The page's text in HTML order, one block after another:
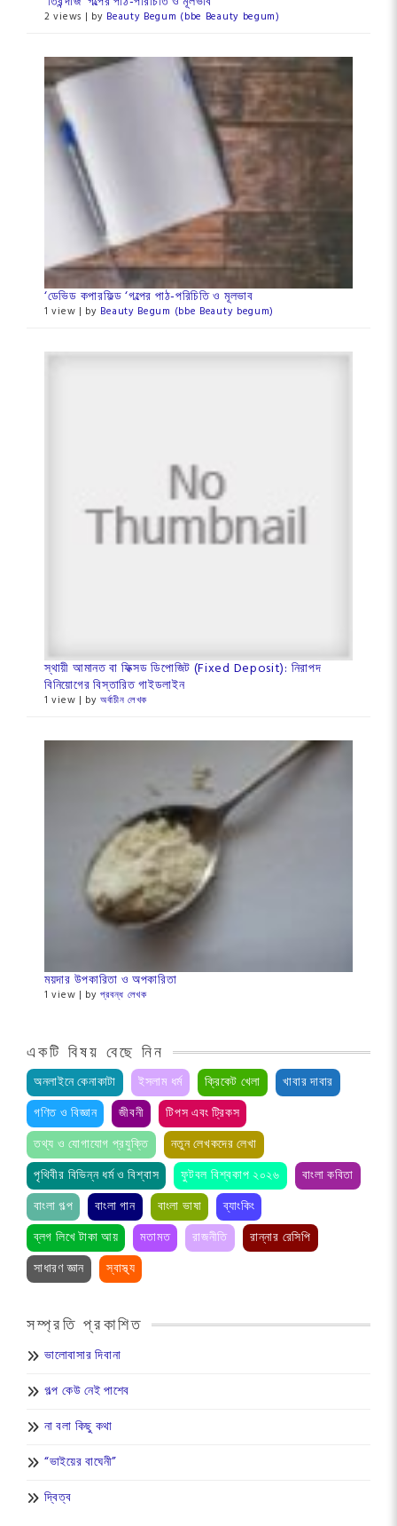
2 views | by Beauty Begum (bbe Beauty begum)
‘ডেভিড কপারফিল্ড ‘গল্পের পাঠ-পরিচিতি ও মূলভাব
1 view | by Beauty Begum (bbe Beauty begum)
স্থায়ী আমানত বা ফিক্সড ডিপোজিট (Fixed Deposit): নিরাপদ
বিনিয়োগের বিস্তারিত গাইডলাইন
1 view | byঅর্বাচীন লেখক
ময়দার উপকারিতা ও অপকারিতা
1 view | byপ্রবন্ধ লেখক
একটি বিষয় বেছে নিন
অনলাইনে কেনাকাটা
ইসলাম ধর্ম ক্রিকেট খেলা
খাবার দাবার
গণিত ও বিজ্ঞান
জীবনী
টিপস এবং ট্রিকস
তথ্য ও যোগাযোগ প্রযুক্তি
নতুন লেখকদের লেখা
পৃথিবীর বিভিন্ন ধর্ম ও বিশ্বাস
ফুটবল বিশ্বকাপ ২০২৬
বাংলা কবিতা
বাংলা গল্প
বাংলা গান বাংলা ভাষা
ব্যাংকিং
ব্লগ লিখে টাকা আয়
মতামত রাজনীতি
রান্নার রেসিপি
সাধারণ জ্ঞান
স্বাস্থ্য
সম্প্রতি প্রকাশিত
ভালোবাসার দিবানা
গল্প কেউ নেই পাশেব
না বলা কিছু কথা
“ভাইয়ের বাঘেনী”
দ্বিত্ব